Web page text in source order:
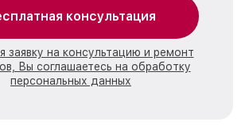
консультация
заявку на консультацию и ремонт
Вы соглашаетесь на обработку
персональных данных